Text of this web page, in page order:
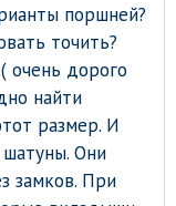
поршней?
точить?
очень дорого
найти
размер. И
Они
замков. При